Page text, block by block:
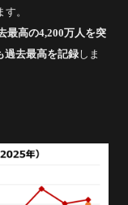
。
最高の4,200万人を突
過去最高を記録しま